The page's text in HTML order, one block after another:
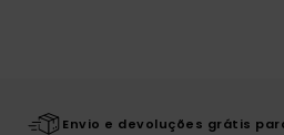
Envio e devoluções grátis